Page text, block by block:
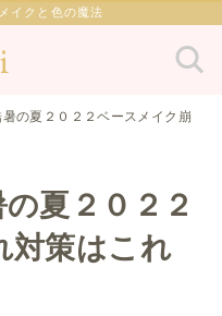
イクと色の魔法
暑の夏２０２２ベースメイク崩
の夏２０２２
対策はこれ